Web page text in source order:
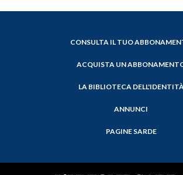
CONSULTA IL TUO
ACQUISTA UN
LA BIBLIOTECA
ANNUNCI
PAGINE SARDE